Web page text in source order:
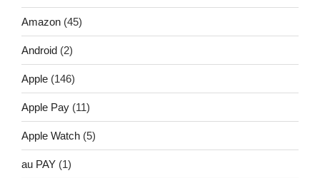
Amazon (45)
Android (2)
Apple (146)
Apple Pay (11)
Apple Watch (5)
au PAY (1)